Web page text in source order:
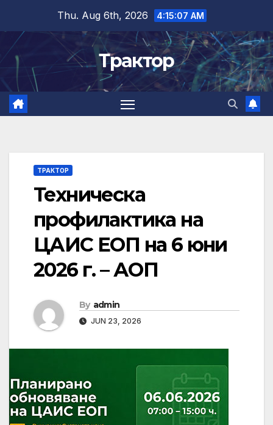
content
Thu. Aug 6th, 2026 4:15:08 AM
Трактор
ТРАКТОР
Техническа
профилактика на
ЦАИС ЕОП на 6 юни
2026 г. – АОП
By admin
JUN 23, 2026